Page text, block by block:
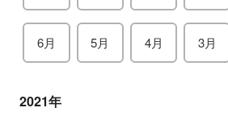
6月 5月 4月 3月
2021年